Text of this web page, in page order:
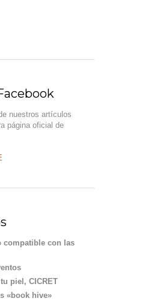
nuestros artículos
página oficial de
compatible con las
piel, CICRET
«book hive»